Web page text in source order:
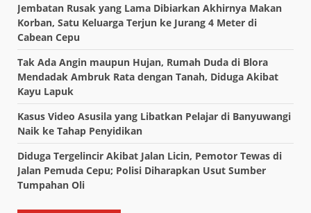
Jembatan Rusak yang Lama Dibiarkan Akhirnya Makan
Korban, Satu Keluarga Terjun ke Jurang 4 Meter di
Cabean Cepu
Tak Ada Angin maupun Hujan, Rumah Duda di Blora
Mendadak Ambruk Rata dengan Tanah, Diduga Akibat
Kayu Lapuk
Kasus Video Asusila yang Libatkan Pelajar di Banyuwangi
Naik ke Tahap Penyidikan
Diduga Tergelincir Akibat Jalan Licin, Pemotor Tewas di
Jalan Pemuda Cepu; Polisi Diharapkan Usut Sumber
Tumpahan Oli